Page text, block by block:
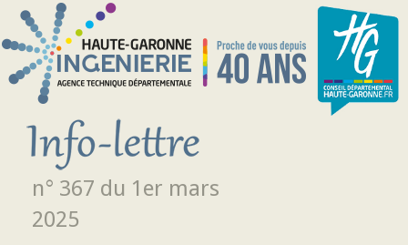
Aller au contenu principal
n° 367 du 1er mars
2025